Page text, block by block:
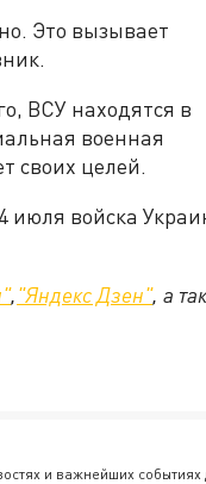
Это вызывает
ВСУ находятся в
военная
своих целей.
июля войска
,"Яндекс Дзен", а
и важнейших событиях